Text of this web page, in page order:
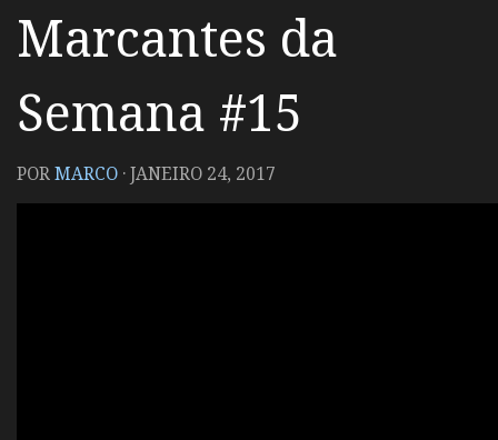
Marcantes da
Semana #15
PORMARCO ·JANEIRO 24, 2017